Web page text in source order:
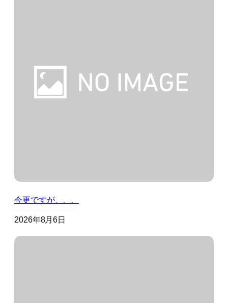
今更ですが、、、
2026年8月6日